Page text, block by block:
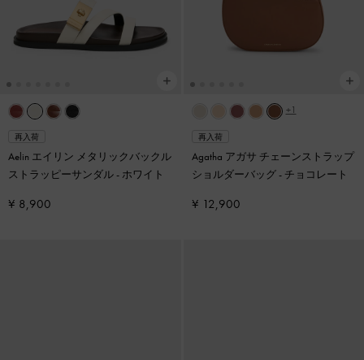
再入荷
Aelin エイリン メタリックバックル
ストラッピーサンダル- ホワイト
¥ 8,900
+1
再入荷
Agatha アガサ チェーンストラップ
ショルダーバッグ- チョコレート
¥ 12,900